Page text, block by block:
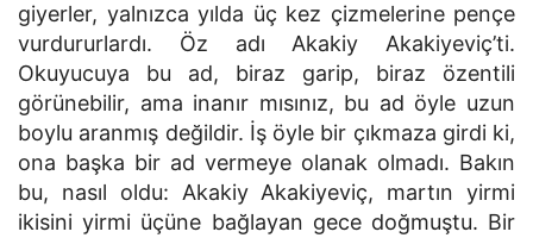
giyerler, yalnızca yılda üç kez çizmelerine pençe
vurdururlardı. Öz adı Akakiy Akakiyeviç’ti.
Okuyucuya bu ad, biraz garip, biraz özentili
görünebilir, ama inanır mısınız, bu ad öyle uzun
boylu aranmış değildir. İş öyle bir çıkmaza girdi ki,
ona başka bir ad vermeye olanak olmadı. Bakın
bu, nasıl oldu: Akakiy Akakiyeviç, martın yirmi
ikisini yirmi üçüne bağlayan gece doğmuştu. Bir